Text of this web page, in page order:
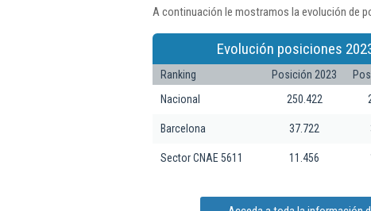
A continuación le mostramos la evolución de
Evolución posiciones
Ranking Posición 2023
Nacional
250.422
Barcelona 37.722
Sector CNAE 5611 11.456